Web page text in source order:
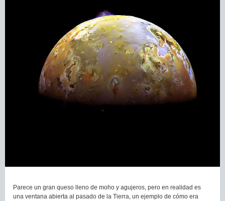
Parece un gran queso lleno de moho y agujeros, pero en realidad es
una ventana abierta al pasado de la Tierra, un ejemplo de cómo era